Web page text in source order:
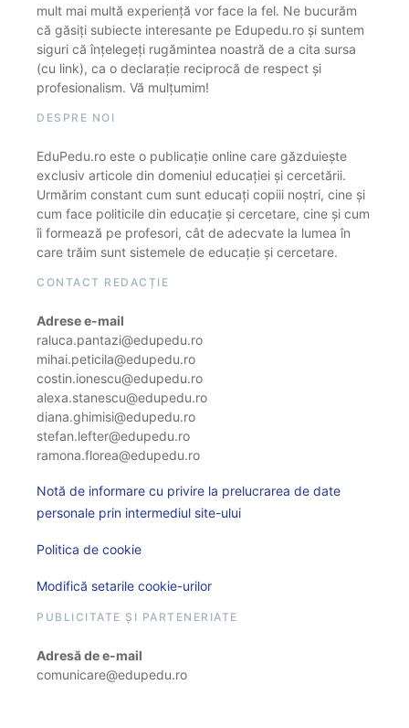
mult mai multă experiență vor face la fel. Ne bucurăm
că găsiți subiecte interesante pe Edupedu.ro și suntem
siguri că înțelegeți rugămintea noastră de a cita sursa
(cu link), ca o declarație reciprocă de respect și
profesionalism. Vă mulțumim!
DESPRE NOI
EduPedu.ro este o publicație online care găzduiește
exclusiv articole din domeniul educației și cercetării.
Urmărim constant cum sunt educați copiii noștri, cine și
cum face politicile din educație și cercetare, cine și cum
îi formează pe profesori, cât de adecvate la lumea în
care trăim sunt sistemele de educație și cercetare.
CONTACT REDACȚIE
Adrese e-mail
raluca.pantazi@edupedu.ro
mihai.peticila@edupedu.ro
costin.ionescu@edupedu.ro
alexa.stanescu@edupedu.ro
diana.ghimisi@edupedu.ro
stefan.lefter@edupedu.ro
ramona.florea@edupedu.ro
Notă de informare cu privire la prelucrarea de date
personale prin intermediul site-ului
Politica de cookie
Modifică setarile cookie-urilor
PUBLICITATE ȘI PARTENERIATE
Adresă de e-mail
comunicare@edupedu.ro